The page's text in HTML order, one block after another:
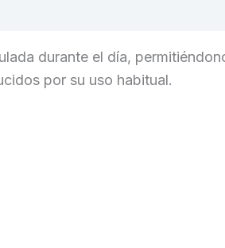
durante el día,
por su uso habitual.